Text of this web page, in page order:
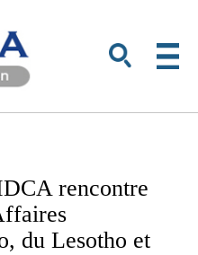
rencontre
du Lesotho et